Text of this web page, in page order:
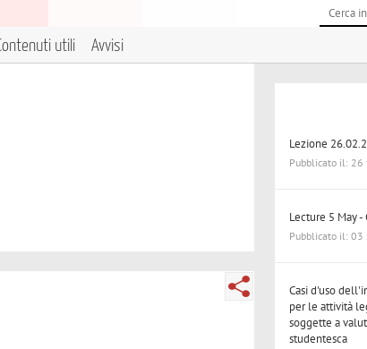
utili Avvisi
Lezione
Pubblicato il: 26
Lecture 5 May -
Pubblicato il: 03
Casi d'uso
per le attività
soggette a
studentesca